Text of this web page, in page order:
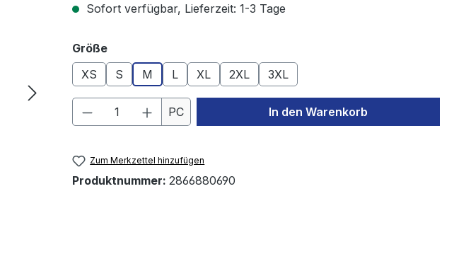
Sofort verfügbar, Lieferzeit: 1-3 Tage
Größeauswählen
XS
S M L XL 2XL 3XL
Produkt Anzahl: Gib den gewünschten Wert
PC In den Warenkorb
Zum Merkzettel hinzufügen
Produktnummer: 2866880690